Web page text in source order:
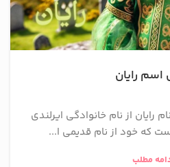
اسم رایان
رایان از نام خانوادگی ایرلندی
که خود از نام قدیمی ا...
مطلب